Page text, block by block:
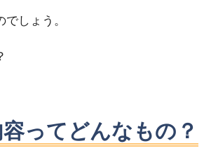
しょう。
ってどんなもの？